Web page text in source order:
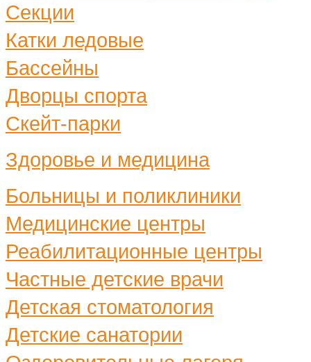
Секции
Катки ледовые
Бассейны
Дворцы спорта
Скейт-парки
Здоровье и медицина
Больницы и поликлиники
Медицинские центры
Реабилитационные центры
Частные детские врачи
Детская стоматология
Детские санатории